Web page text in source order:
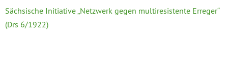
Sächsische Initiative „Netzwerk gegen multiresistente Erreger“
(Drs 6/1922)